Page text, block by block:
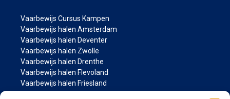
Vaarbewijs Cursus Kampen
Vaarbewijs halen Amsterdam
Vaarbewijs halen Deventer
Vaarbewijs halen Zwolle
Vaarbewijs halen Drenthe
Vaarbewijs halen Flevoland
Vaarbewijs halen Friesland